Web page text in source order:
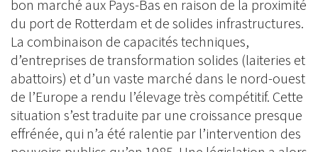
bon marché aux Pays-Bas en raison de la proximité
du port de Rotterdam et de solides infrastructures.
La combinaison de capacités techniques,
d’entreprises de transformation solides (laiteries et
abattoirs) et d’un vaste marché dans le nord-ouest
de l’Europe a rendu l’élevage très compétitif. Cette
situation s’est traduite par une croissance presque
effrénée, qui n’a été ralentie par l’intervention des